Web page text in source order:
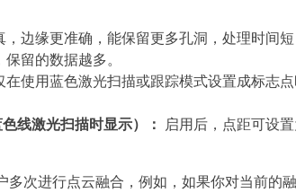
，边缘更准确，能保留更多孔洞，处理时间短
留的数据越多。
在使用蓝色激光扫描或跟踪模式设置成标志
线激光扫描时显示）：
启用后，点距可设
多次进行点云融合，例如，如果你对当前的